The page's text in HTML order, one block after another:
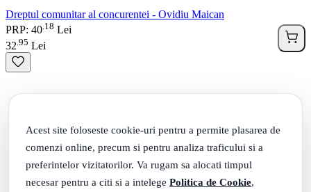
Acest site foloseste cookie-uri pentru a permite plasarea de
comenzi online, precum si pentru analiza traficului si a
preferintelor vizitatorilor. Va rugam sa alocati timpul
necesar pentru a citi si a intelege Politica de Cookie,
Dreptul comunitar al concurentei - Ovidiu Maican
PRP: 40 18 Lei
32 95 Lei